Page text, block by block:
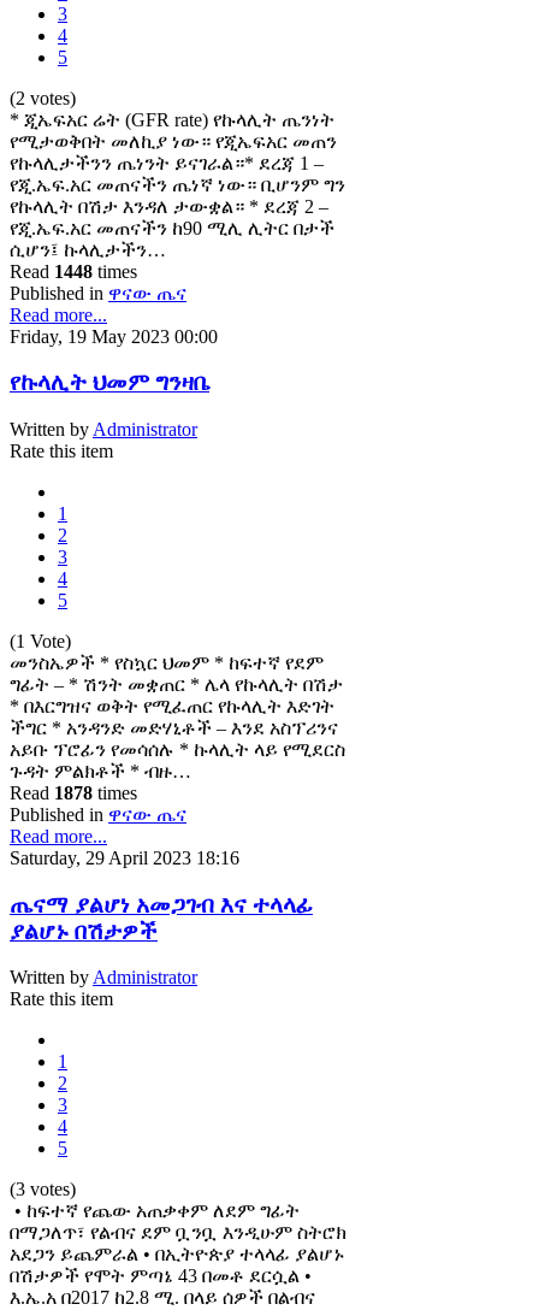
3
4
5
(2 votes)
* ጂኤፍአር ሬት (GFR rate) የኩላሊት ጤንነት
የሚታወቅበት መለኪያ ነው። የጂኤፍአር መጠን
የኩላሊታችንን ጤነንት ይናገራል።* ደረጃ 1 –
የጂ.ኤፍ.አር መጠናችን ጤነኛ ነው። ቢሆንም ግን
የኩላሊት በሽታ እንዳለ ታውቋል። * ደረጃ 2 –
የጂ.ኤፍ.አር መጠናችን ከ90 ሚሊ ሊትር በታች
ሲሆን፤ ኩላሊታችን…
Read 1448 times
Published in ዋናው ጤና
Read more...
Friday, 19 May 2023 00:00
የኩላሊት ህመም ግንዛቤ
Written by Administrator
Rate this item
1
2
3
4
5
(1 Vote)
መንስኤዎች * የስኳር ህመም * ከፍተኛ የደም
ግፊት – * ሽንት መቋጠር * ሌላ የኩላሊት በሽታ
* በእርግዝና ወቅት የሚፈጠር የኩላሊት እድገት
ችግር * አንዳንድ መድሃኒቶች – እንደ አስፕሪንና
አይቡ ፕሮፊን የመሳሰሉ * ኩላሊት ላይ የሚደርስ
ጉዳት ምልክቶች * ብዙ…
Read 1878 times
Published in ዋናው ጤና
Read more...
Saturday, 29 April 2023 18:16
ጤናማ ያልሆነ አመጋገብ እና ተላላፊ
ያልሆኑ በሽታዎች
Written byAdministrator
Rate this item
1
2
3
4
5
(3 votes)
• ከፍተኛ የጨው አጠቃቀም ለደም ግፊት
በማጋለጥ፣ የልብና ደም ቧንቧ እንዲሁም ስትሮክ
አደጋን ይጨምራል • በኢትዮጵያ ተላላፊ ያልሆኑ
በሽታዎች የሞት ምጣኔ 43 በመቶ ደርሷል •
እ.ኤ.አ በ2017 ከ2.8 ሚ. በላይ ሰዎች በልብና